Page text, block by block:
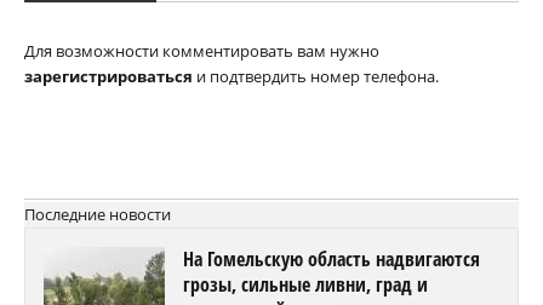
Для возможности комментировать вам нужно
зарегистрироваться и подтвердить номер телефона.
Последние новости
На Гомельскую область надвигаются
грозы, сильные ливни, град и